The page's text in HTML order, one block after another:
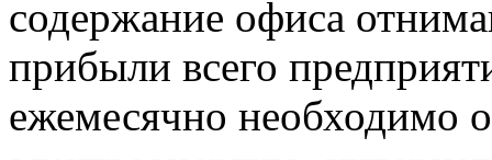
содержание офиса
прибыли всего
ежемесячно необходимо